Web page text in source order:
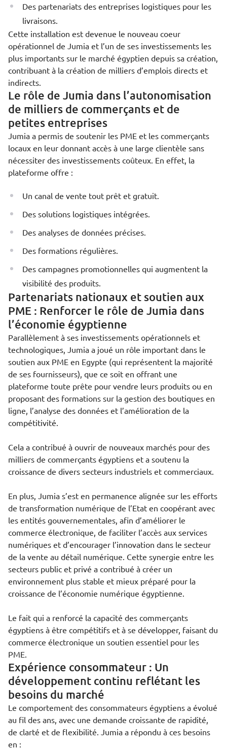
Des partenariats des entreprises logistiques pour les
livraisons.
Cette installation est devenue le nouveau coeur
opérationnel de Jumia et l’un de ses investissements les
plus importants sur le marché égyptien depuis sa création,
contribuant à la création de milliers d’emplois directs et
indirects.
Le rôle de Jumia dans l’autonomisation
de milliers de commerçants et de
petites entreprises
Jumia a permis de soutenir les PME et les commerçants
locaux en leur donnant accès à une large clientèle sans
nécessiter des investissements coûteux. En effet, la
plateforme offre :
Un canal de vente tout prêt et gratuit.
Des solutions logistiques intégrées.
Des analyses de données précises.
Des formations régulières.
Des campagnes promotionnelles qui augmentent la
visibilité des produits.
Partenariats nationaux et soutien aux
PME : Renforcer le rôle de Jumia dans
l’économie égyptienne
Parallèlement à ses investissements opérationnels et
technologiques, Jumia a joué un rôle important dans le
soutien aux PME en Egypte (qui représentent la majorité
de ses fournisseurs), que ce soit en offrant une
plateforme toute prête pour vendre leurs produits ou en
proposant des formations sur la gestion des boutiques en
ligne, l’analyse des données et l’amélioration de la
compétitivité.
Cela a contribué à ouvrir de nouveaux marchés pour des
milliers de commerçants égyptiens et a soutenu la
croissance de divers secteurs industriels et commerciaux.
En plus, Jumia s’est en permanence alignée sur les efforts
de transformation numérique de l’Etat en coopérant avec
les entités gouvernementales, afin d’améliorer le
commerce électronique, de faciliter l’accès aux services
numériques et d’encourager l’innovation dans le secteur
de la vente au détail numérique. Cette synergie entre les
secteurs public et privé a contribué à créer un
environnement plus stable et mieux préparé pour la
croissance de l’économie numérique égyptienne.
Le fait qui a renforcé la capacité des commerçants
égyptiens à être compétitifs et à se développer, faisant du
commerce électronique un soutien essentiel pour les
PME.
Expérience consommateur : Un
développement continu reflétant les
besoins du marché
Le comportement des consommateurs égyptiens a évolué
au fil des ans, avec une demande croissante de rapidité,
de clarté et de flexibilité. Jumia a répondu à ces besoins
en :